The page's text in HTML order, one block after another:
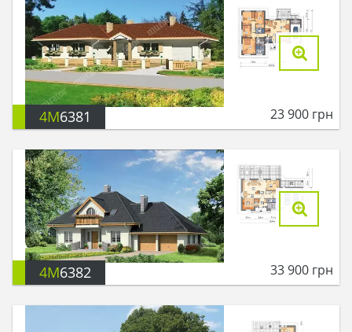
4M6381 23 900 грн
4M6382 33 900 грн